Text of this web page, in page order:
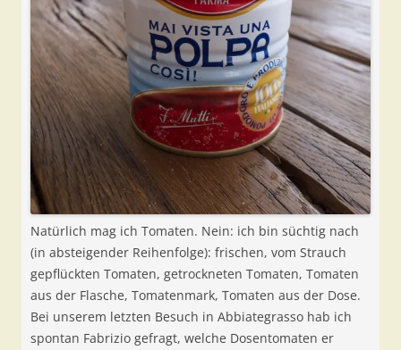
Natürlich mag ich Tomaten. Nein: ich bin süchtig nach
(in absteigender Reihenfolge): frischen, vom Strauch
gepflückten Tomaten, getrockneten Tomaten, Tomaten
aus der Flasche, Tomatenmark, Tomaten aus der Dose.
Bei unserem letzten Besuch in Abbiategrasso hab ich
spontan Fabrizio gefragt, welche Dosentomaten er